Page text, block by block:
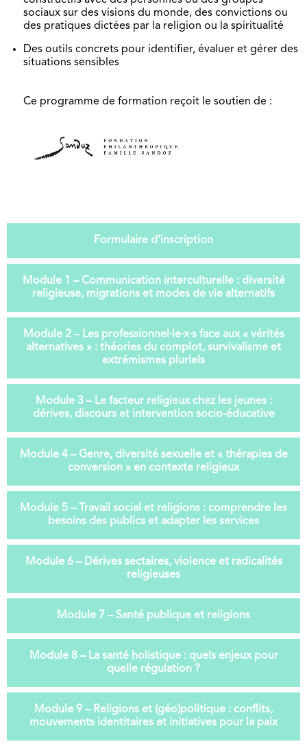
sociaux sur des visions du monde, des convictions ou
des pratiques dictées par la religion ou la spiritualité
Des outils concrets pour identifier, évaluer et gérer des
situations sensibles
Ce programme de formation reçoit le soutien de :
Formulaire d’inscription
Module 1 – Communication interculturelle : diversité
religieuse, migrations et modes de vie alternatifs
Module 2 – Les professionnel·le·x·s face aux « vérités
alternatives » : théories du complot, survivalisme et
extrémismes pluriels
Module 3 – Le facteur religieux chez les jeunes :
dérives, discours et intervention socio-éducative
Module 4 – Genre, diversité sexuelle et « thérapies de
conversion » en contexte religieux
Module 5 – Travail social et religions : comprendre les
besoins des publics et adapter les services
Module 6 – Dérives sectaires, violence et radicalités
religieuses
Module 7 – Santé publique et religions
Module 8 – La santé holistique : quels enjeux pour
quelle régulation ?
Module 9 – Religions et (géo)politique : conflits,
mouvements identitaires et initiatives pour la paix